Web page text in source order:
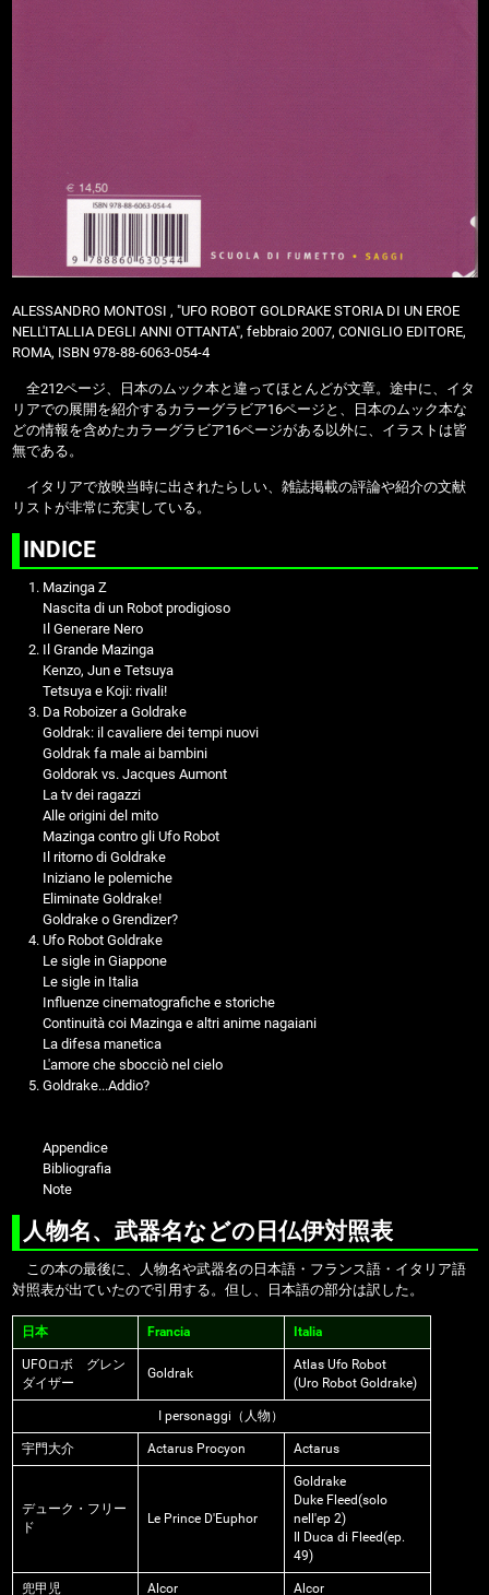
ALESSANDRO MONTOSI , "UFO ROBOT GOLDRAKE STORIA DI UN EROE
NELL'ITALLIA DEGLI ANNI OTTANTA", febbraio 2007, CONIGLIO EDITORE,
ROMA, ISBN 978-88-6063-054-4
全212ページ、日本のムック本と違ってほとんどが文章。途中に、イタ
リアでの展開を紹介するカラーグラビア16ページと、日本のムック本な
どの情報を含めたカラーグラビア16ページがある以外に、イラストは皆
無である。
イタリアで放映当時に出されたらしい、雑誌掲載の評論や紹介の文献
リストが非常に充実している。
INDICE
Mazinga Z
Nascita di un Robot prodigioso
Il Generare Nero
Il Grande Mazinga
Kenzo, Jun e Tetsuya
Tetsuya e Koji: rivali!
Da Roboizer a Goldrake
Goldrak: il cavaliere dei tempi nuovi
Goldrak fa male ai bambini
Goldorak vs. Jacques Aumont
La tv dei ragazzi
Alle origini del mito
Mazinga contro gli Ufo Robot
Il ritorno di Goldrake
Iniziano le polemiche
Eliminate Goldrake!
Goldrake o Grendizer?
Ufo Robot Goldrake
Le sigle in Giappone
Le sigle in Italia
Influenze cinematografiche e storiche
Continuità coi Mazinga e altri anime nagaiani
La difesa manetica
L'amore che sbocciò nel cielo
Goldrake...Addio?
Appendice
Bibliografia
Note
人物名、武器名などの日仏伊対照表
この本の最後に、人物名や武器名の日本語・フランス語・イタリア語
対照表が出ていたので引用する。但し、日本語の部分は訳した。
日本 Francia Italia
UFOロボ グレン
ダイザー
Goldrak
Atlas Ufo Robot
(Uro Robot Goldrake)
I personaggi（人物）
宇門大介 Actarus Procyon Actarus
デューク・フリー
ド
Le Prince D'Euphor
Goldrake
Duke Fleed(solo
nell'ep 2)
Il Duca di Fleed(ep.
49)
兜甲児 Alcor Alcor